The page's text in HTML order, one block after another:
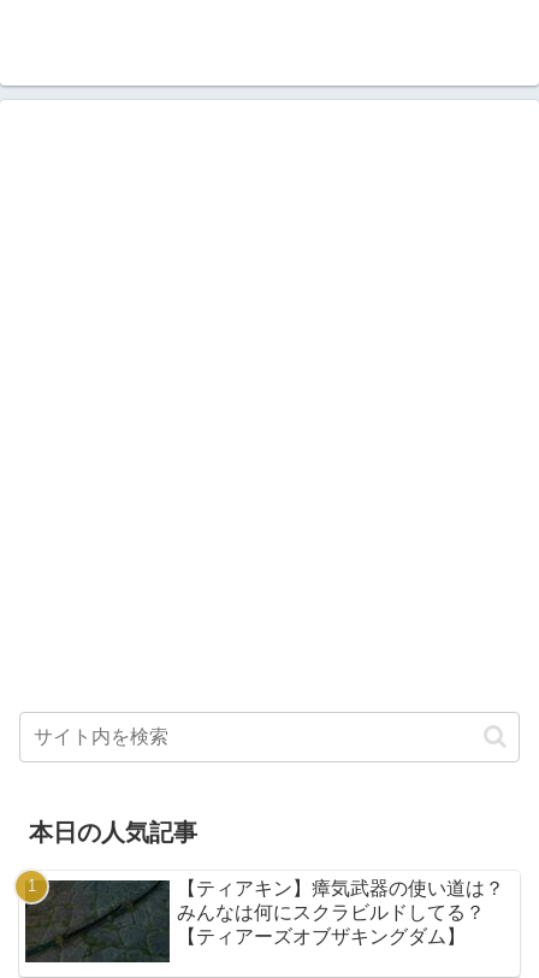
本日の人気記事
【ティアキン】瘴気武器の使い道は？
みんなは何にスクラビルドしてる？
【ティアーズオブザキングダム】